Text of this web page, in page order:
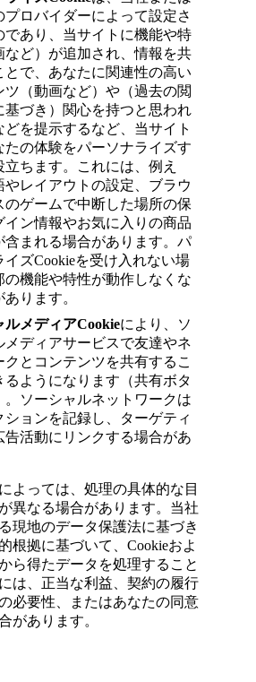
プロバイダーによって設定さ
であり、当サイトに機能や特
など）が追加され、情報を共
とで、あなたに関連性の高い
ツ（動画など）や（過去の閲
基づき）関心を持つと思われ
どを提示するなど、当サイト
たの体験をパーソナライズす
立ちます。これには、例え
やレイアウトの設定、ブラウ
のゲームで中断した場所の保
イン情報やお気に入りの商品
含まれる場合があります。パ
イズCookieを受け入れない場
の機能や特性が動作しなくな
ります。
ルメディアCookieにより、ソ
メディアサービスで友達やネ
クとコンテンツを共有するこ
るようになります（共有ボタ
。ソーシャルネットワークは
ションを記録し、ターゲティ
告活動にリンクする場合があ
よっては、処理の具体的な目
異なる場合があります。当社
現地のデータ保護法に基づき
根拠に基づいて、Cookieおよ
ら得たデータを処理すること
は、正当な利益、契約の履行
必要性、またはあなたの同意
があります。